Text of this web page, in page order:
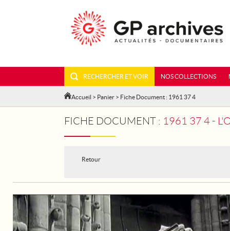
RECHERCHER ET VOIR NOS COLLECTIONS
Accueil > Panier > Fiche Document : 1961 37 4
FICHE DOCUMENT : 1961 37 4 -
Retour